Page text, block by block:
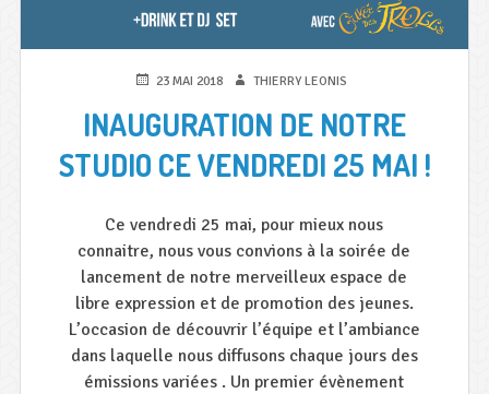
PUBLIÉ23 MAI 2018 AUTEUR
THIERRY LEONIS
INAUGURATION DE NOTRE
STUDIO CE VENDREDI 25 MAI !
Ce vendredi 25 mai, pour mieux nous
connaitre, nous vous convions à la soirée de
lancement de notre merveilleux espace de
libre expression et de promotion des jeunes.
L’occasion de découvrir l’équipe et l’ambiance
dans laquelle nous diffusons chaque jours des
émissions variées . Un premier évènement